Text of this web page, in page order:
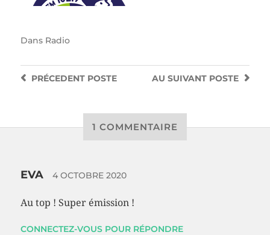
Dans Radio
AU SUIVANT POSTE
PRÉCEDENTPOSTE
1 COMMENTAIRE
EVA 4 OCTOBRE 2020
Au top ! Super émission !
CONNECTEZ-VOUS POUR RÉPONDRE